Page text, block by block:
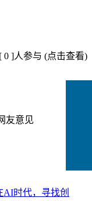
[ 0 ]人参与 (点击查看)
友意见
AI时代，寻找创